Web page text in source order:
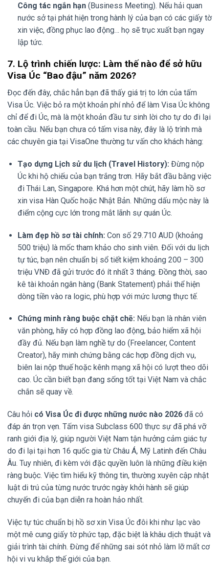
Công tác ngắn hạn(Business Meeting). Nếu hải quan
nước sở tại phát hiện trong hành lý của bạn có các giấy tờ
xin việc, đồng phục lao động… họ sẽ trục xuất bạn ngay
lập tức.
7. Lộ trình chiến lược: Làm thế nào để sở hữu
Visa Úc “Bao đậu” năm 2026?
Đọc đến đây, chắc hẳn bạn đã thấy giá trị to lớn của tấm
Visa Úc. Việc bỏ ra một khoản phí nhỏ để làm Visa Úc không
chỉ để đi Úc, mà là một khoản đầu tư sinh lời cho tự do đi lại
toàn cầu. Nếu bạn chưa có tấm visa này, đây là lộ trình mà
các chuyên gia tại VisaOne thường tư vấn cho khách hàng:
Tạo dựng Lịch sử du lịch (Travel History): Đừng nộp
Úc khi hộ chiếu của bạn trắng trơn. Hãy bắt đầu bằng việc
đi Thái Lan, Singapore. Khá hơn một chút, hãy làm hồ sơ
xin visa Hàn Quốc hoặc Nhật Bản. Những dấu mộc này là
điểm cộng cực lớn trong mắt lãnh sự quán Úc.
Làm đẹp hồ sơ tài chính: Con số 29.710 AUD (khoảng
500 triệu) là mốc tham khảo cho sinh viên. Đối với du lịch
tự túc, bạn nên chuẩn bị sổ tiết kiệm khoảng 200 – 300
triệu VNĐ đã gửi trước đó ít nhất 3 tháng. Đồng thời, sao
kê tài khoản ngân hàng (Bank Statement) phải thể hiện
dòng tiền vào ra logic, phù hợp với mức lương thực tế.
Chứng minh ràng buộc chặt chẽ: Nếu bạn là nhân viên
văn phòng, hãy có hợp đồng lao động, bảo hiểm xã hội
đầy đủ. Nếu bạn làm nghề tự do (Freelancer, Content
Creator), hãy minh chứng bằng các hợp đồng dịch vụ,
biên lai nộp thuế hoặc kênh mạng xã hội có lượt theo dõi
cao. Úc cần biết bạn đang sống tốt tại Việt Nam và chắc
chắn sẽ quay về.
Câu hỏi có Visa Úc đi được những nước nào 2026 đã có
đáp án trọn vẹn. Tấm visa Subclass 600 thực sự đã phá vỡ
ranh giới địa lý, giúp người Việt Nam tận hưởng cảm giác tự
do đi lại tại hơn 16 quốc gia từ Châu Á, Mỹ Latinh đến Châu
Âu. Tuy nhiên, đi kèm với đặc quyền luôn là những điều kiện
ràng buộc. Việc tìm hiểu kỹ thông tin, thường xuyên cập nhật
luật di trú của từng nước trước ngày khởi hành sẽ giúp
chuyến đi của bạn diễn ra hoàn hảo nhất.
Việc tự túc chuẩn bị hồ sơ xin Visa Úc đôi khi như lạc vào
một mê cung giấy tờ phức tạp, đặc biệt là khâu dịch thuật và
giải trình tài chính. Đừng để những sai sót nhỏ làm lỡ mất cơ
hội vi vu khắp thế giới của bạn.